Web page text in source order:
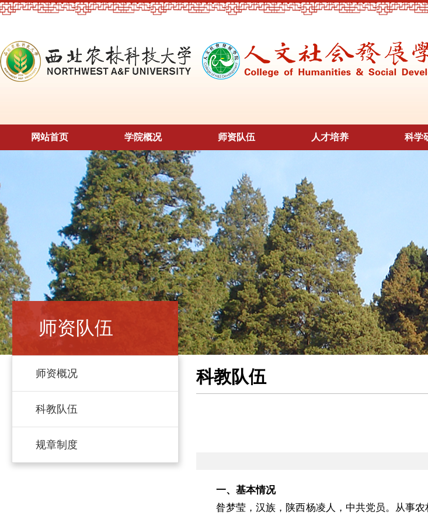
网站首页 学院概况 师资队伍 人才培养 科学
师资队伍
师资概况
科教队伍
规章制度
科教队伍
一、基本情况
昝梦莹，汉族，陕西杨凌人，中共党员。从事